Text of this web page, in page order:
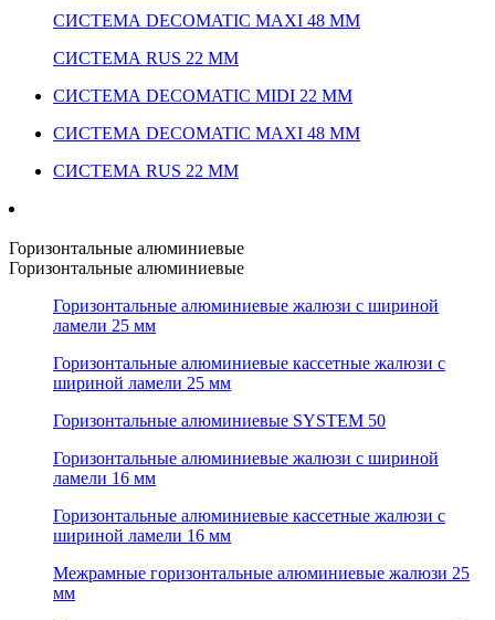
СИСТЕМА DECOMATIC MAXI 48 ММ
СИСТЕМА RUS 22 ММ
СИСТЕМА DECOMATIC MIDI 22 ММ
СИСТЕМА DECOMATIC MAXI 48 ММ
СИСТЕМА RUS 22 ММ
Горизонтальные алюминиевые
Горизонтальные алюминиевые
Горизонтальные алюминиевые жалюзи с шириной
ламели 25 мм
Горизонтальные алюминиевые кассетные жалюзи с
шириной ламели 25 мм
Горизонтальные алюминиевые SYSTEM 50
Горизонтальные алюминиевые жалюзи с шириной
ламели 16 мм
Горизонтальные алюминиевые кассетные жалюзи с
шириной ламели 16 мм
Межрамные горизонтальные алюминиевые жалюзи 25
мм